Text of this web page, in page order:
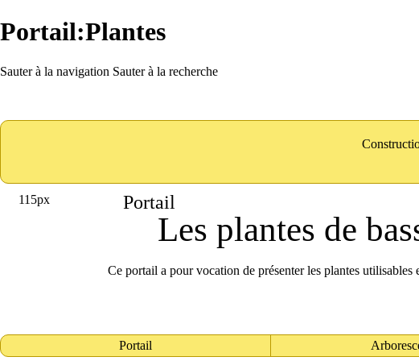
Portail:Plantes
Sauter à la navigation Sauter à la recherche
115px Portail
Les plantes de
Ce portail a pour vocation de présenter les plantes utilisables
Portail